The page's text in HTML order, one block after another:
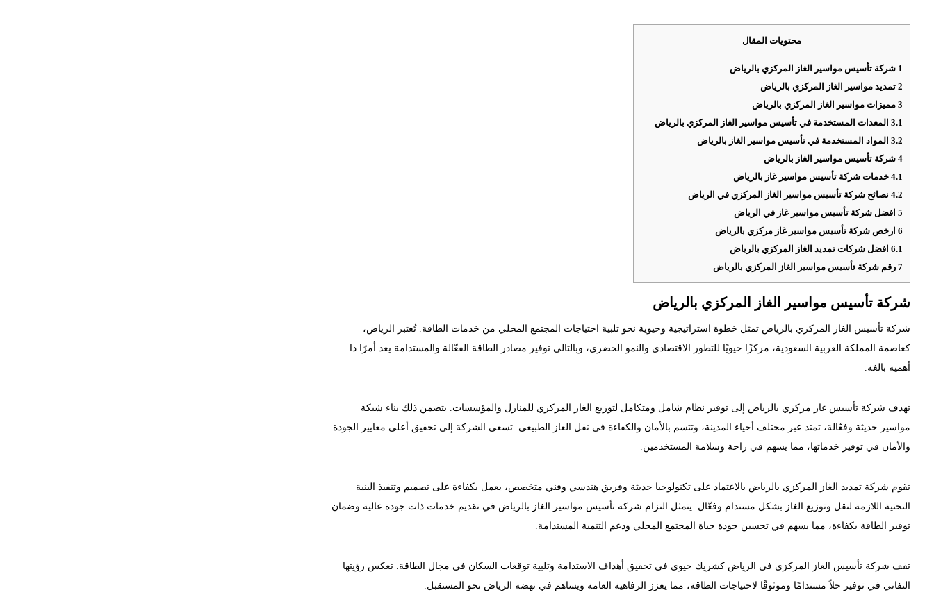
محتويات المقال
1 شركة تأسيس مواسير الغاز المركزي بالرياض
2تمديد مواسير الغاز المركزي بالرياض
3مميزات مواسير الغاز المركزي بالرياض
3.1المعدات المستخدمة في تأسيس مواسير الغاز المركزي بالرياض
3.2المواد المستخدمة في تأسيس مواسير الغاز بالرياض
4شركة تأسيس مواسير الغاز بالرياض
4.1خدمات شركة تأسيس مواسير غاز بالرياض
4.2نصائح شركة تأسيس مواسير الغاز المركزي في الرياض
5افضل شركة تأسيس مواسير غاز في الرياض
6ارخص شركة تأسيس مواسير غاز مركزي بالرياض
6.1افضل شركات تمديد الغاز المركزي بالرياض
7رقم شركة تأسيس مواسير الغاز المركزي بالرياض
شركة تأسيس مواسير الغاز المركزي بالرياض
شركة تأسيس الغاز المركزي بالرياض تمثل خطوة استراتيجية وحيوية نحو تلبية احتياجات المجتمع المحلي من خدمات الطاقة. تُعتبر الرياض،
كعاصمة المملكة العربية السعودية، مركزًا حيويًا للتطور الاقتصادي والنمو الحضري، وبالتالي توفير مصادر الطاقة الفعّالة والمستدامة يعد أمرًا ذا
أهمية بالغة.
تهدف شركة تأسيس غاز مركزي بالرياض إلى توفير نظام شامل ومتكامل لتوزيع الغاز المركزي للمنازل والمؤسسات. يتضمن ذلك بناء شبكة
مواسير حديثة وفعّالة، تمتد عبر مختلف أحياء المدينة، وتتسم بالأمان والكفاءة في نقل الغاز الطبيعي. تسعى الشركة إلى تحقيق أعلى معايير الجودة
والأمان في توفير خدماتها، مما يسهم في راحة وسلامة المستخدمين.
تقوم شركة تمديد الغاز المركزي بالرياض بالاعتماد على تكنولوجيا حديثة وفريق هندسي وفني متخصص، يعمل بكفاءة على تصميم وتنفيذ البنية
التحتية اللازمة لنقل وتوزيع الغاز بشكل مستدام وفعّال. يتمثل التزام شركة تأسيس مواسير الغاز بالرياض في تقديم خدمات ذات جودة عالية وضمان
توفير الطاقة بكفاءة، مما يسهم في تحسين جودة حياة المجتمع المحلي ودعم التنمية المستدامة.
تقف شركة تأسيس الغاز المركزي في الرياض كشريك حيوي في تحقيق أهداف الاستدامة وتلبية توقعات السكان في مجال الطاقة. تعكس رؤيتها
التفاني في توفير حلاً مستدامًا وموثوقًا لاحتياجات الطاقة، مما يعزز الرفاهية العامة ويساهم في نهضة الرياض نحو المستقبل.